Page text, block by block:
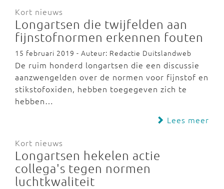
Kort nieuws
Longartsen die twijfelden aan
fijnstofnormen erkennen fouten
15 februari 2019 - Auteur: Redactie Duitslandweb
De ruim honderd longartsen die een discussie
aanzwengelden over de normen voor fijnstof en
stikstofoxiden, hebben toegegeven zich te
hebben…
Lees meer
Kort nieuws
Longartsen hekelen actie
collega's tegen normen
luchtkwaliteit